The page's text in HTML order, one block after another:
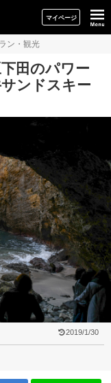
マイページ
ン・観光
田のパワー
ンドスキー
2019/1/30